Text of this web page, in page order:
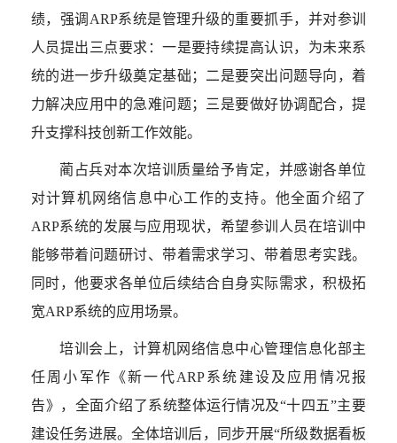
绩，强调 ARP系统是管理升级的重要抓手，并对参训
人员提出三点要求：一是要持续提高认识，为未来系
统的进一步升级奠定基础； 二是要突出问题导向 ，着
力解决应用中的急难问题；
三是要做好协调配合，提
升支撑科技创新工作效能。
蔺占兵对本次培训质量给予肯定，并感谢各单位
对计算机网络信息中心工作的支持。他全面介绍了
ARP系统的发展与应用现状，希望参训人员在培训中
能够带着问题研讨、带着需求学习、带着思考实践。
同时，他要求各单位后续结合自身实际需求，积极拓
宽ARP系统的应用场景。
培训会上，计算机网络信息中心管理信息化部主
任周小军作《新一代ARP系统建设及应用情况报
告》，全面介绍了系统整体运行情况及“十四五”主要
建设任务进展。全体培训后，同步开展“所级数据看板